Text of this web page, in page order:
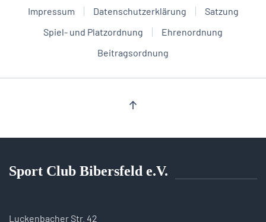
Impressum Datenschutzerklärung
Satzung
Spiel- und Platzordnung
Ehrenordnung
Beitragsordnung
Sport Club Bibersfeld e.V.
Luckenbacher Str. 42